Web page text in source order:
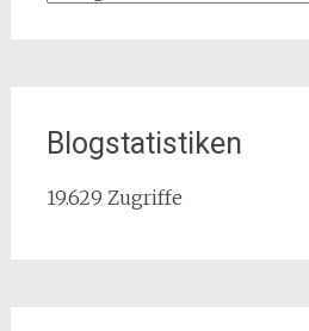
Blogstatistiken
19.629 Zugriffe